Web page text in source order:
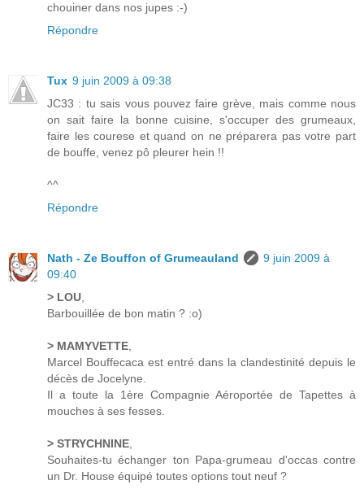
chouiner dans nos jupes :-)
Répondre
Tux 9 juin 2009 à 09:38
JC33 : tu sais vous pouvez faire grève, mais comme nous
on sait faire la bonne cuisine, s'occuper des grumeaux,
faire les courese et quand on ne préparera pas votre part
de bouffe, venez pô pleurer hein !!
^^
Répondre
Nath - Ze Bouffon of Grumeauland
9 juin 2009 à
09:40
> LOU,
Barbouillée de bon matin ? :o)
> MAMYVETTE,
Marcel Bouffecaca est entré dans la clandestinité depuis le
décès de Jocelyne.
Il a toute la 1ère Compagnie Aéroportée de Tapettes à
mouches à ses fesses.
> STRYCHNINE,
Souhaites-tu échanger ton Papa-grumeau d'occas contre
un Dr. House équipé toutes options tout neuf ?